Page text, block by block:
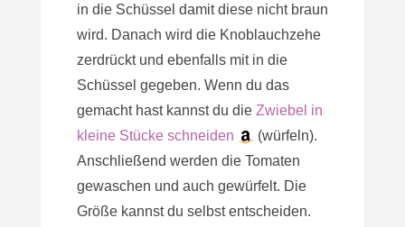
in die Schüssel damit diese nicht braun
wird. Danach wird die Knoblauchzehe
zerdrückt und ebenfalls mit in die
Schüssel gegeben. Wenn du das
gemacht hast kannst du die Zwiebel in
kleine Stücke schneiden
(würfeln).
Anschließend werden die Tomaten
gewaschen und auch gewürfelt. Die
Größe kannst du selbst entscheiden.